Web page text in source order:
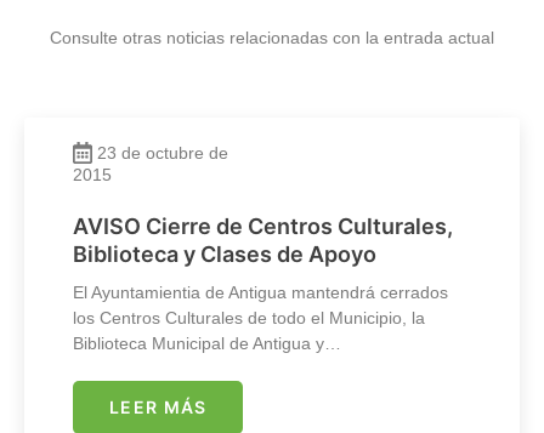
Consulte otras noticias relacionadas con la entrada actual
23 de octubre de
2015
AVISO Cierre de Centros Culturales,
Biblioteca y Clases de Apoyo
El Ayuntamientia de Antigua mantendrá cerrados
los Centros Culturales de todo el Municipio, la
Biblioteca Municipal de Antigua y…
LEER MÁS